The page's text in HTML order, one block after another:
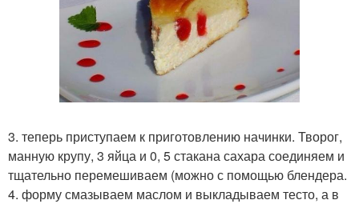
3. теперь приступаем к приготовлению начинки. Творог,
манную крупу, 3 яйца и 0, 5 стакана сахара соединяем и
тщательно перемешиваем (можно с помощью блендера.
4. форму смазываем маслом и выкладываем тесто, а в